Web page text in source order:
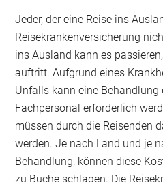
Jeder, der eine Reise ins
Reisekrankenversicherung
ins Ausland kann es
auftritt. Aufgrund eines
Unfalls kann eine
Fachpersonal erforderlich
müssen durch die Reisenden
werden. Je nach Land und je
Behandlung, können diese
zu Buche schlagen. Die